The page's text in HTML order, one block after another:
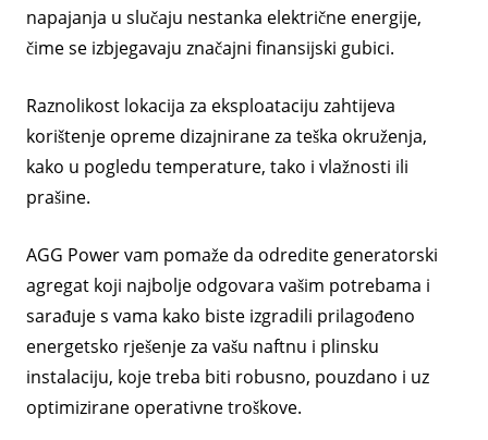
napajanja u slučaju nestanka električne energije,
čime se izbjegavaju značajni finansijski gubici.
Raznolikost lokacija za eksploataciju zahtijeva
korištenje opreme dizajnirane za teška okruženja,
kako u pogledu temperature, tako i vlažnosti ili
prašine.
AGG Power vam pomaže da odredite generatorski
agregat koji najbolje odgovara vašim potrebama i
sarađuje s vama kako biste izgradili prilagođeno
energetsko rješenje za vašu naftnu i plinsku
instalaciju, koje treba biti robusno, pouzdano i uz
optimizirane operativne troškove.